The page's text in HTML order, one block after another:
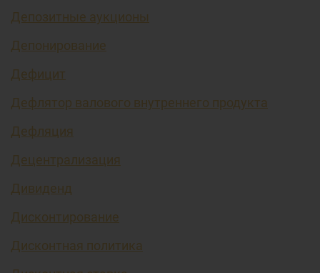
Депозитные аукционы
Депонирование
Дефицит
Дефлятор валового внутреннего продукта
Дефляция
Децентрализация
Дивиденд
Дисконтирование
Дисконтная политика